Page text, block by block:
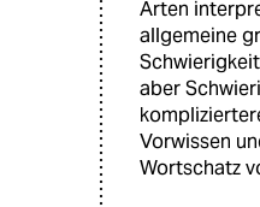
Arten
allgemeine
aber
Vorwissen
Wortschatz